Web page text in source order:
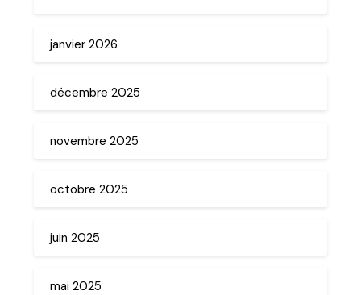
janvier 2026
décembre 2025
novembre 2025
octobre 2025
juin 2025
mai 2025